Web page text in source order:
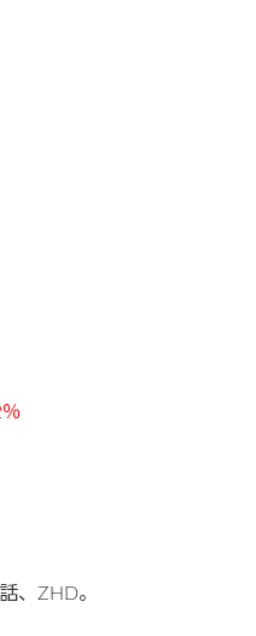
、ZHD。